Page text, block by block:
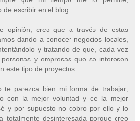
de escribir en el blog.
opinión, creo que a través de estas
dando a conocer negocios locales,
y tratando de que, cada vez
y empresas que se interesen
este tipo de proyectos.
te parezca bien mi forma de trabajar;
con la mejor voluntad y de la mejor
y por supuesto no cobro por ello y lo
totalmente desinteresada porque creo